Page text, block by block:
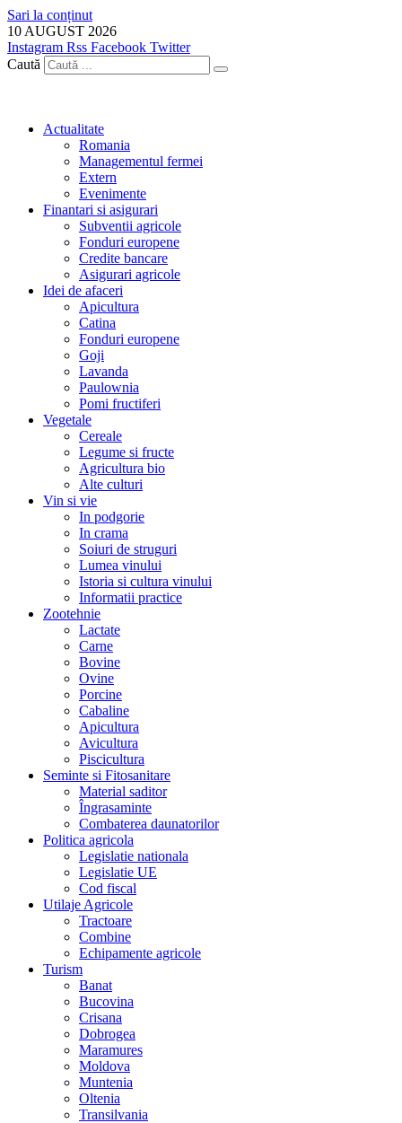
Sari la conținut
10 AUGUST 2026
Instagram Rss Facebook Twitter
Caută
Actualitate
Romania
Managementul fermei
Extern
Evenimente
Finantari si asigurari
Subventii agricole
Fonduri europene
Credite bancare
Asigurari agricole
Idei de afaceri
Apicultura
Catina
Fonduri europene
Goji
Lavanda
Paulownia
Pomi fructiferi
Vegetale
Cereale
Legume si fructe
Agricultura bio
Alte culturi
Vin si vie
In podgorie
In crama
Soiuri de struguri
Lumea vinului
Istoria si cultura vinului
Informatii practice
Zootehnie
Lactate
Carne
Bovine
Ovine
Porcine
Cabaline
Apicultura
Avicultura
Piscicultura
Seminte si Fitosanitare
Material saditor
Îngrasaminte
Combaterea daunatorilor
Politica agricola
Legislatie nationala
Legislatie UE
Cod fiscal
Utilaje Agricole
Tractoare
Combine
Echipamente agricole
Turism
Banat
Bucovina
Crisana
Dobrogea
Maramures
Moldova
Muntenia
Oltenia
Transilvania